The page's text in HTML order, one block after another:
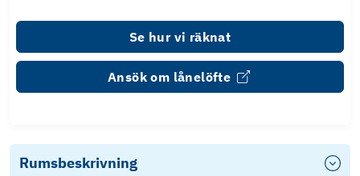
Se hur vi räknat
Ansök om lånelöfte
Rumsbeskrivning